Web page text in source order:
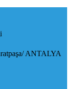
ANTALYA